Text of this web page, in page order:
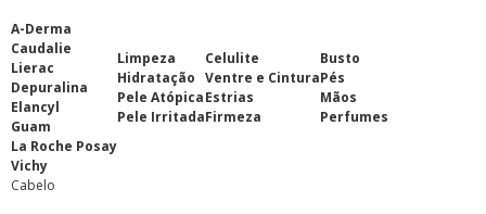
A-Derma
Caudalie
Lierac
Depuralina
Elancyl
Guam
La Roche Posay
Vichy
Limpeza
Hidratação
Pele Atópica
Pele Irritada
Celulite
Ventre e Cintura
Estrias
Firmeza
Busto
Pés
Mãos
Perfumes
Cabelo